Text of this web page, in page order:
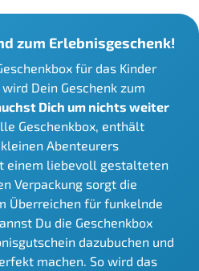
zum Erlebnisgeschenk!
für das Kinder
Dein Geschenk zum
Dich um nichts weiter
Geschenkbox, enthält
Abenteurers
einem liebevoll gestalteten
Verpackung sorgt die
Überreichen für funkelnde
Du die Geschenkbox
dazubuchen und
machen. So wird das